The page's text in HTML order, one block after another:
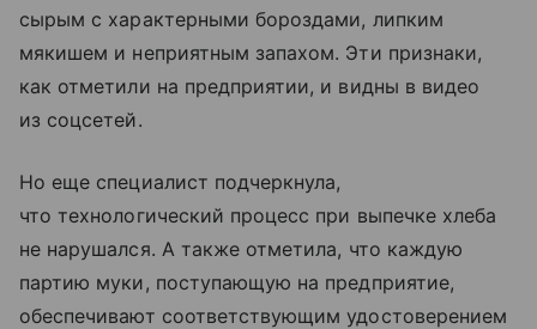
сырым с характерными бороздами, липким
мякишем и неприятным запахом. Эти признаки,
как отметили на предприятии, и видны в видео
из соцсетей.
Но еще специалист подчеркнула,
что технологический процесс при выпечке хлеба
не нарушался. А также отметила, что каждую
партию муки, поступающую на предприятие,
обеспечивают соответствующим удостоверением